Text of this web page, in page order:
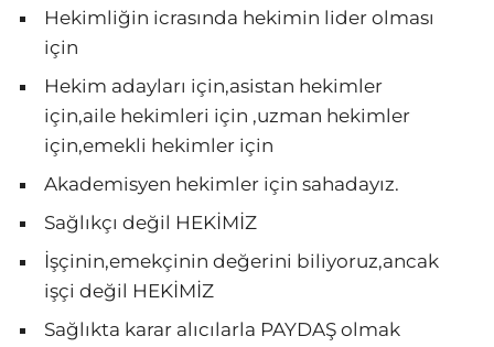
Hekimliğin icrasında hekimin lider olması
için
Hekim adayları için,asistan hekimler
için,aile hekimleri için ,uzman hekimler
için,emekli hekimler için
Akademisyen hekimler için sahadayız.
Sağlıkçı değil HEKİMİZ
İşçinin,emekçinin değerini biliyoruz,ancak
işçi değil HEKİMİZ
Sağlıkta karar alıcılarla PAYDAŞ olmak